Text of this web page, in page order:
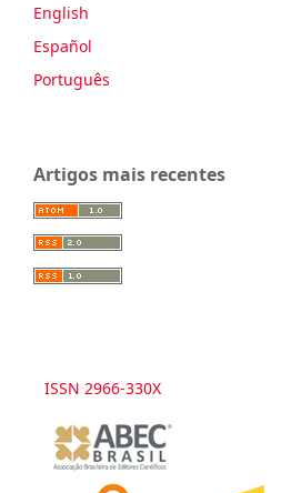
English
Español
Português
Artigos mais recentes
ISSN 2966-330X